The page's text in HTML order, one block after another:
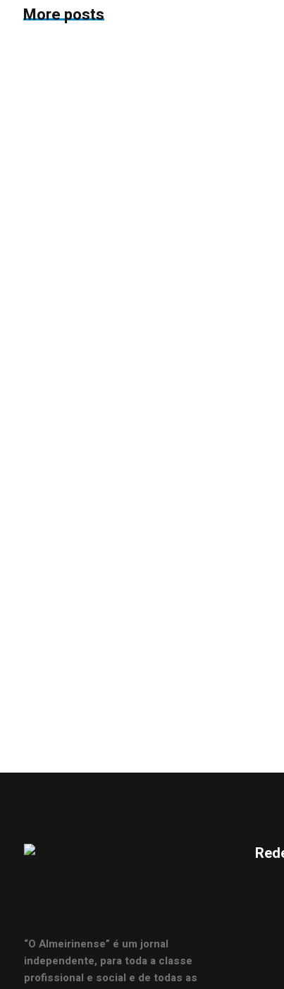
More posts
“O Almeirinense” é um jornal
independente, para toda a classe
profissional e social e de todas as